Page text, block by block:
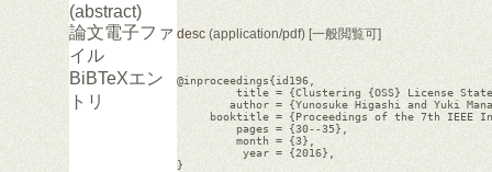
(abstract)
論文電子ファ
イル
desc(application/pdf) [一般閲覧可]
BiBTeXエン
トリ
@inproceedings{id196,
title = {Clustering {OSS} License
author = {Yunosuke Higashi and Yuki
booktitle = {Proceedings of the 7th IEEE
         pages = {30--35},
         month = {3},
          year = {2016},
}